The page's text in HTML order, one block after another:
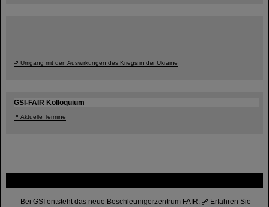
Bei GSI entsteht das neue Beschleunigerzentrum FAIR.
Erfahren Sie
Umgang mit den Auswirkungen des Kriegs in der Ukraine
GSI-FAIR Kolloquium
Aktuelle Termine